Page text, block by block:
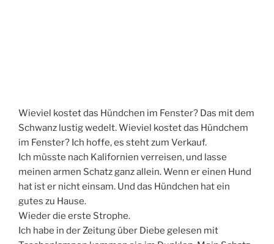
Wieviel kostet das Hündchen im Fenster? Das mit dem
Schwanz lustig wedelt. Wieviel kostet das Hündchem
im Fenster? Ich hoffe, es steht zum Verkauf.
Ich müsste nach Kalifornien verreisen, und lasse
meinen armen Schatz ganz allein. Wenn er einen Hund
hat ist er nicht einsam. Und das Hündchen hat ein
gutes zu Hause.
Wieder die erste Strophe.
Ich habe in der Zeitung über Diebe gelesen mit